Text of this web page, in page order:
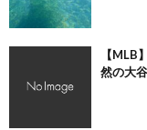
【MLB
然の大